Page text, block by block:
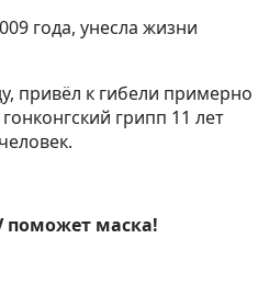
года, унесла жизни
привёл к гибели примерно
грипп 11 лет
поможет маска!